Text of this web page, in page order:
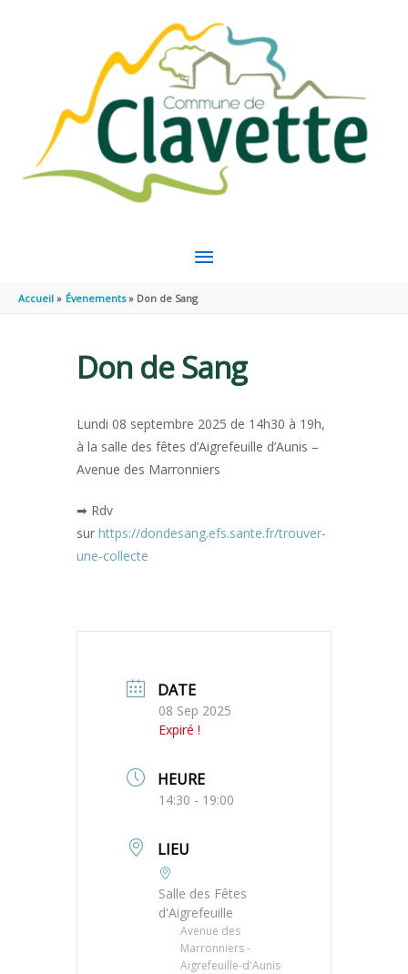
MENU
PRINCIPAL
Accueil Évenements Don de Sang
Don de Sang
Lundi 08 septembre 2025 de 14h30 à 19h,
à la salle des fêtes d’Aigrefeuille d’Aunis –
Avenue des Marronniers
➡ Rdv
sur https://dondesang.efs.sante.fr/trouver-
une-collecte
DATE
08 Sep 2025
Expiré !
HEURE
14:30 - 19:00
LIEU
Salle des Fêtes
d'Aigrefeuille
Avenue des
Marronniers -
Aigrefeuille-d'Aunis